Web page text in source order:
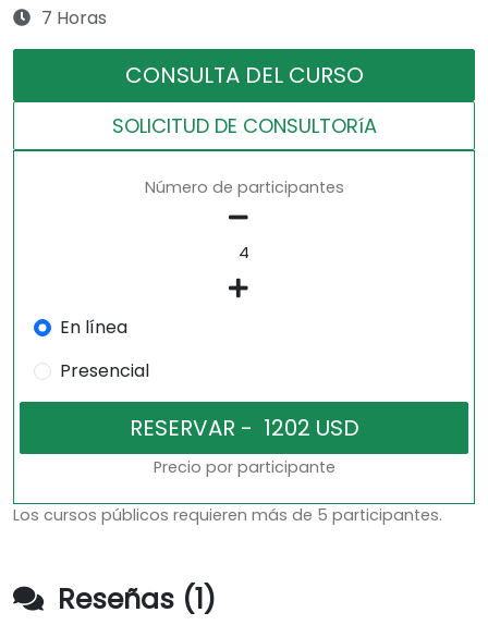
7 Horas
CONSULTA DEL CURSO
SOLICITUD DE CONSULTORíA
Número de participantes
En línea
Presencial
Precio por participante
Los cursos públicos requieren más de 5 participantes.
Reseñas (1)